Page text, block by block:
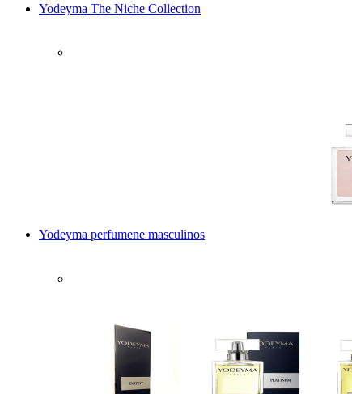
Yodeyma The Niche Collection
Yodeyma perfumene masculinos